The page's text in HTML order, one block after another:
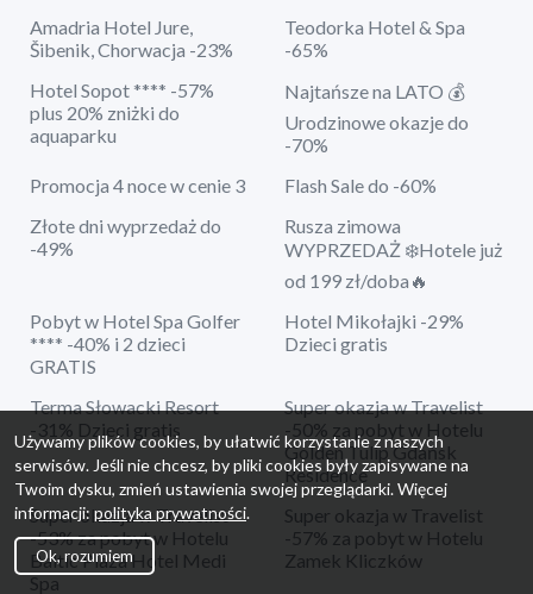
Amadria Hotel Jure,
Šibenik, Chorwacja -23%
Teodorka Hotel & Spa
-65%
Hotel Sopot **** -57%
plus 20% zniżki do
aquaparku
Najtańsze na LATO 💰
Urodzinowe okazje do
-70%
Promocja 4 noce w cenie 3
Flash Sale do -60%
Złote dni wyprzedaż do
-49%
Rusza zimowa
WYPRZEDAŻ ❄️Hotele już
od 199 zł/doba🔥
Pobyt w Hotel Spa Golfer
**** -40% i 2 dzieci
GRATIS
Hotel Mikołajki -29%
Dzieci gratis
Terma Słowacki Resort
-31% Dzieci gratis
Super okazja w Travelist
-50% za pobyt w Hotelu
Golden Tulip Gdańsk
Residence
Super okazja w Travelist
-53% za pobyt w Hotelu
Baltic Plaza Hotel Medi
Spa
Super okazja w Travelist
-57% za pobyt w Hotelu
Zamek Kliczków
Używamy plików cookies, by ułatwić korzystanie z naszych
serwisów. Jeśli nie chcesz, by pliki cookies były zapisywane na
Twoim dysku, zmień ustawienia swojej przeglądarki. Więcej
informacji:polityka prywatności.
Ok, rozumiem